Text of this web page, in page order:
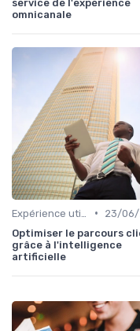
service de l'expérience
omnicanale
•
23/06/
Optimiser le parcours
grâce à l'intelligence
artificielle